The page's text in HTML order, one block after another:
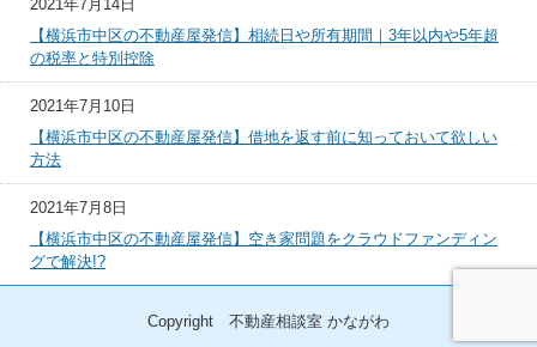
2021年7月14日
【横浜市中区の不動産屋発信】相続日や所有期間｜3年以内や5年超
の税率と特別控除
2021年7月10日
【横浜市中区の不動産屋発信】借地を返す前に知っておいて欲しい
方法
2021年7月8日
【横浜市中区の不動産屋発信】空き家問題をクラウドファンディン
グで解決!?
Copyright 不動産相談室 かながわ